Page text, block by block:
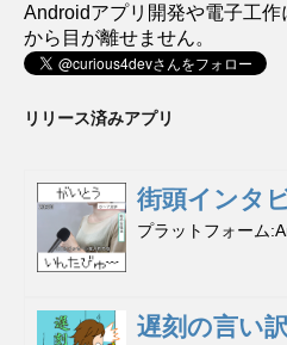
Androidアプリ開発や電子工
から目が離せません。
リリース済みアプリ
街頭インタ
プラットフォーム
遅刻の言い訳